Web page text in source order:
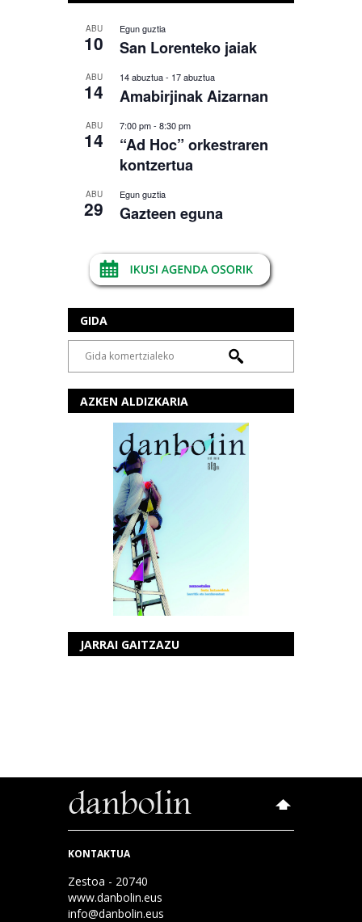
ABU
10
Egun guztia
San Lorenteko jaiak
ABU
14
14 abuztua- 17 abuztua
Amabirjinak Aizarnan
ABU
14
7:00 pm- 8:30 pm
“Ad Hoc” orkestraren
kontzertua
ABU
29
Egun guztia
Gazteen eguna
GIDA
AZKEN ALDIZKARIA
JARRAI GAITZAZU
KONTAKTUA
Zestoa - 20740
www.danbolin.eus
info@danbolin.eus